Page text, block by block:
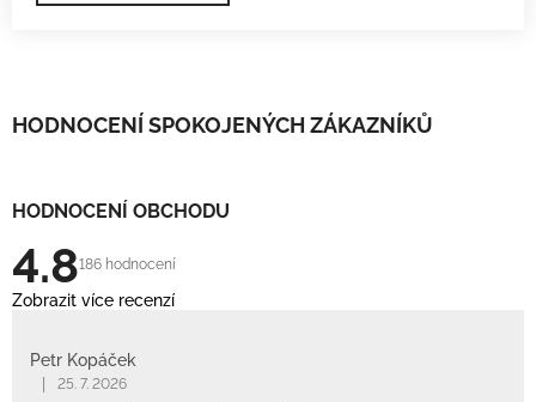
HODNOCENÍ SPOKOJENÝCH ZÁKAZNÍKŮ
HODNOCENÍ OBCHODU
4.8186 hodnocení
Zobrazit více recenzí
Petr Kopáček
|
25. 7. 2026